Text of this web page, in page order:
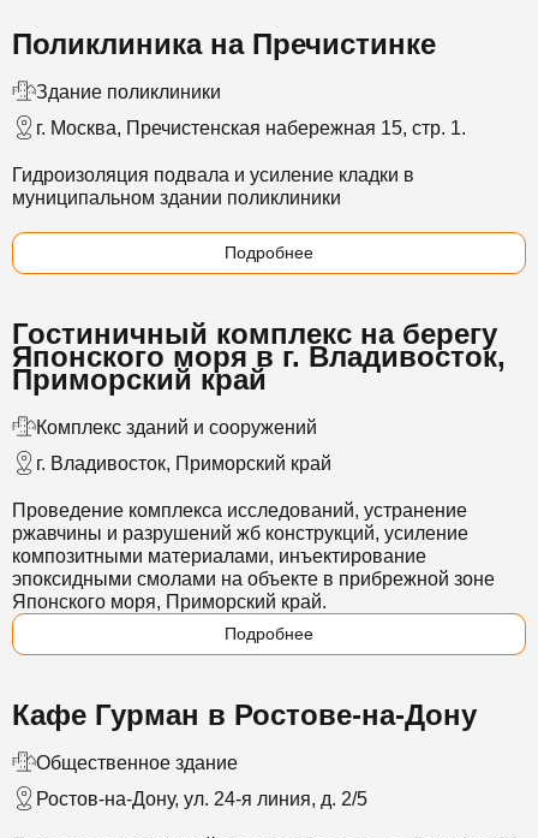
Поликлиника на Пречистинке
Здание поликлиники
г. Москва, Пречистенская набережная 15, стр. 1.
Гидроизоляция подвала и усиление кладки в
муниципальном здании поликлиники
Подробнее
Гостиничный комплекс на берегу
Японского моря в г. Владивосток,
Приморский край
Комплекс зданий и сооружений
г. Владивосток, Приморский край
Проведение комплекса исследований, устранение
ржавчины и разрушений жб конструкций, усиление
композитными материалами, инъектирование
эпоксидными смолами на объекте в прибрежной зоне
Японского моря, Приморский край.
Подробнее
Кафе Гурман в Ростове-на-Дону
Общественное здание
Ростов-на-Дону, ул. 24-я линия, д. 2/5